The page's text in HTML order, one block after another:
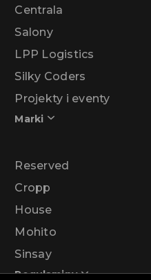
Centrala
Salony
LPP Logistics
Silky Coders
Projekty i eventy
Marki
Reserved
Cropp
House
Mohito
Sinsay
Regulaminy